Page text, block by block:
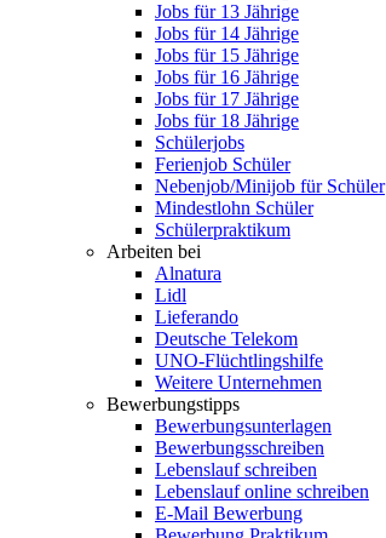
Jobs für 13 Jährige
Jobs für 14 Jährige
Jobs für 15 Jährige
Jobs für 16 Jährige
Jobs für 17 Jährige
Jobs für 18 Jährige
Schülerjobs
Ferienjob Schüler
Nebenjob/Minijob für Schüler
Mindestlohn Schüler
Schülerpraktikum
Arbeiten bei
Alnatura
Lidl
Lieferando
Deutsche Telekom
UNO-Flüchtlingshilfe
Weitere Unternehmen
Bewerbungstipps
Bewerbungsunterlagen
Bewerbungsschreiben
Lebenslauf schreiben
Lebenslauf online schreiben
E-Mail Bewerbung